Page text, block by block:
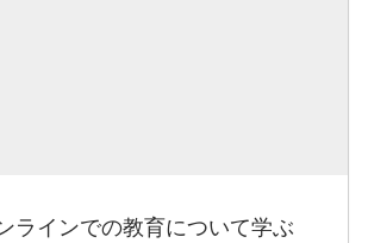
ラインでの教育について学ぶ